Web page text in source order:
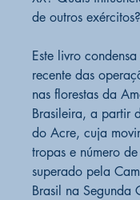
de outros exércitos?
Este livro
recente das
nas florestas da
Brasileira, a partir
do Acre, cuja
tropas e número
superado pela
Brasil na Segunda